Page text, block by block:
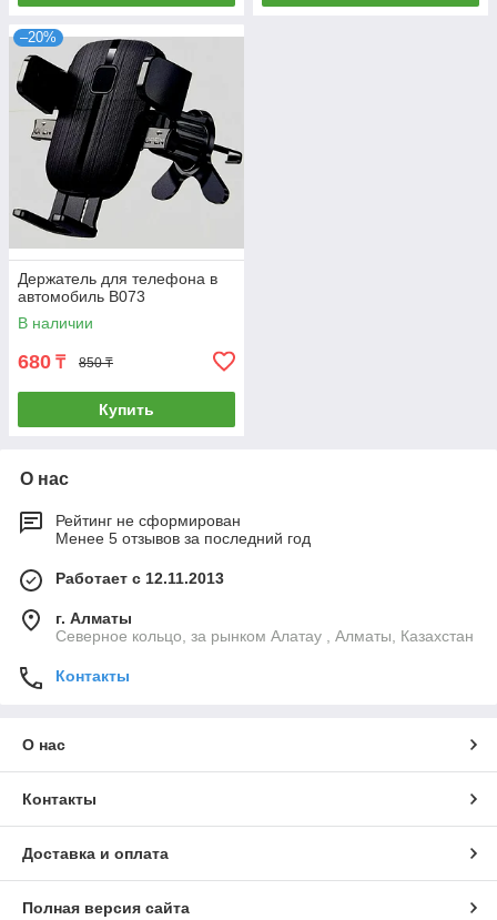
–20%
Держатель для телефона в
автомобиль B073
В наличии
680 ₸ 850 ₸
Купить
О нас
Рейтинг не сформирован
Менее 5 отзывов за последний год
Работает с 12.11.2013
г. Алматы
Северное кольцо, за рынком Алатау , Алматы, Казахстан
Контакты
О нас
Контакты
Доставка и оплата
Полная версия сайта